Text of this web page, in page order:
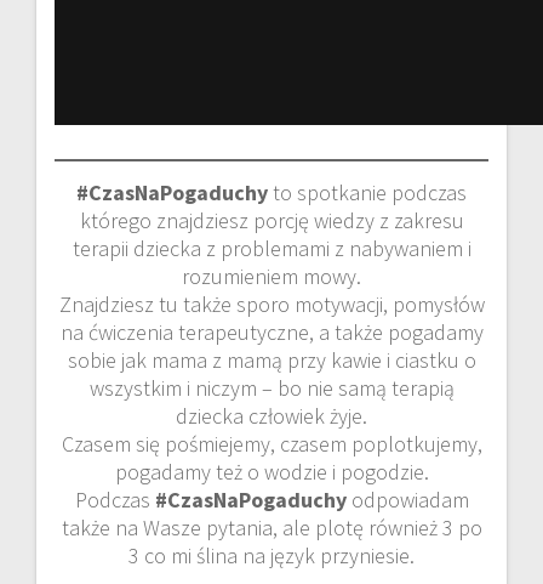
#CzasNaPogaduchyto spotkanie podczas
którego znajdziesz porcję wiedzy z zakresu
terapii dziecka z problemami z nabywaniem i
rozumieniem mowy.
Znajdziesz tu także sporo motywacji, pomysłów
na ćwiczenia terapeutyczne, a także pogadamy
sobie jak mama z mamą przy kawie i ciastku o
wszystkim i niczym – bo nie samą terapią
dziecka człowiek żyje.
Czasem się pośmiejemy, czasem poplotkujemy,
pogadamy też o wodzie i pogodzie.
Podczas #CzasNaPogaduchyodpowiadam
także na Wasze pytania, ale plotę również 3 po
3 co mi ślina na język przyniesie.